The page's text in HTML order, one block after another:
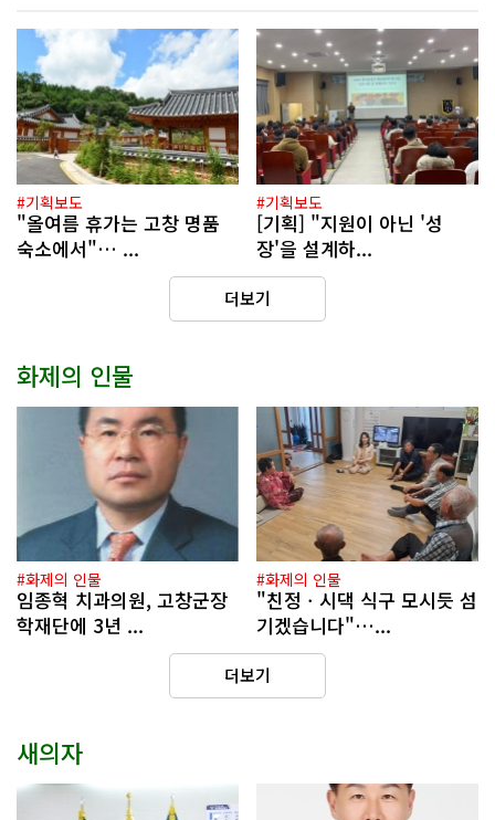
#기획보도
"올여름 휴가는 고창 명품
숙소에서"… ...
#기획보도
[기획] "지원이 아닌 '성
장'을 설계하...
더보기
화제의 인물
#화제의 인물
임종혁 치과의원, 고창군장
학재단에 3년 ...
#화제의 인물
"친정ㆍ시댁 식구 모시듯 섬
기겠습니다"…...
더보기
새의자